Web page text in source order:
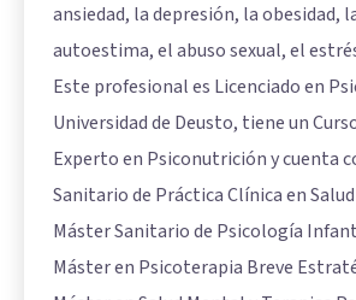
ansiedad, la depresión, la obesidad,
autoestima, el abuso sexual, el
Este profesional es Licenciado en
Universidad de Deusto, tiene un
Experto en Psiconutrición y cuenta
Sanitario de Práctica Clínica en
Máster Sanitario de Psicología
Máster en Psicoterapia Breve